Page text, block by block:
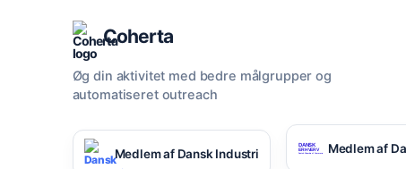
Coherta
Øg din aktivitet med bedre målgrupper og
automatiseret outreach
Medlem af Dansk Industri Medlem af